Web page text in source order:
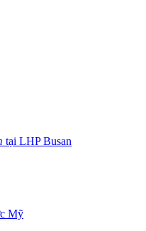
tại LHP Busan
Mỹ